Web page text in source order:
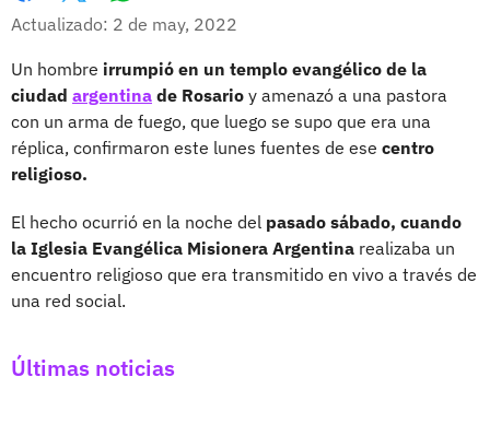
Facebook
X
Actualizado: 2 de may, 2022
Un hombre irrumpió en un templo evangélico de la
ciudad argentina de Rosario y amenazó a una pastora
con un arma de fuego, que luego se supo que era una
réplica, confirmaron este lunes fuentes de ese centro
religioso.
El hecho ocurrió en la noche del pasado sábado, cuando
la Iglesia Evangélica Misionera Argentina realizaba un
encuentro religioso que era transmitido en vivo a través de
una red social.
Últimas noticias